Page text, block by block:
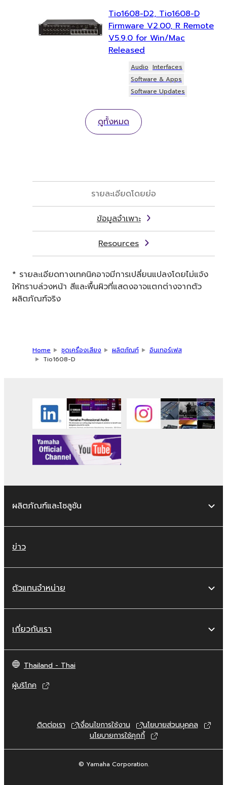
Tio1608-D2, Tio1608-D
Firmware V2.00, R Remote
V5.9.0 for Win/Mac
Released
Audio Interfaces
Software & Apps
Software Updates
ดูทั้งหมด
รายละเอียดโดยย่อ
ข้อมูลจำเพาะ
Resources
* รายละเอียดทางเทคนิคอาจมีการเปลี่ยนแปลงโดยไม่แจ้ง
ให้ทราบล่วงหน้า สีและพื้นผิวที่แสดงอาจแตกต่างจากตัว
ผลิตภัณฑ์จริง
Home ชุดเครื่องเสียง ผลิตภัณฑ์
อินเทอร์เฟส
Tio1608-D
ผลิตภัณฑ์และโซลูชัน
ข่าว
ตัวแทนจำหน่าย
เกี่ยวกับเรา
Thailand - Thai
ผู้บริโภค
ติดต่อเรา เงื่อนไขการใช้งาน
นโยบายส่วนบุคคล
นโยบายการใช้คุกกี้
© Yamaha Corporation.